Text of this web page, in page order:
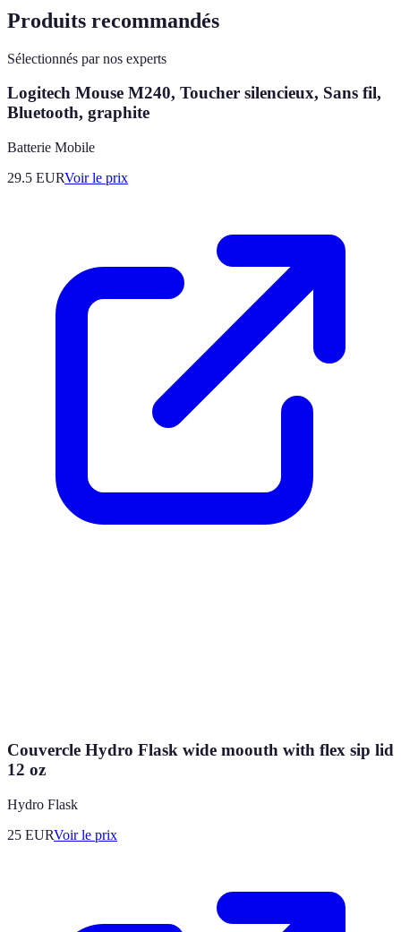
Produits recommandés
Sélectionnés par nos experts
Logitech Mouse M240, Toucher silencieux, Sans fil,
Bluetooth, graphite
Batterie Mobile
29.5 EURVoir le prix
Couvercle Hydro Flask wide moouth with flex sip lid
12 oz
Hydro Flask
25 EURVoir le prix